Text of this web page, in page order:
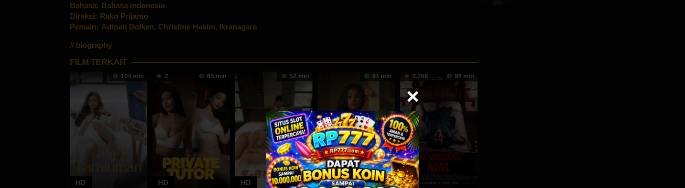
Bahasa: Bahasa indonesia
Direksi: Rako Prijanto
Pemain: Adipati Dolken, Christine Hakim, Ikranagara
biography
FILM TERKAIT
104 min
HD
2 65 min
HD
52 min
HD
94 min
HD
6.286 96 min
HD